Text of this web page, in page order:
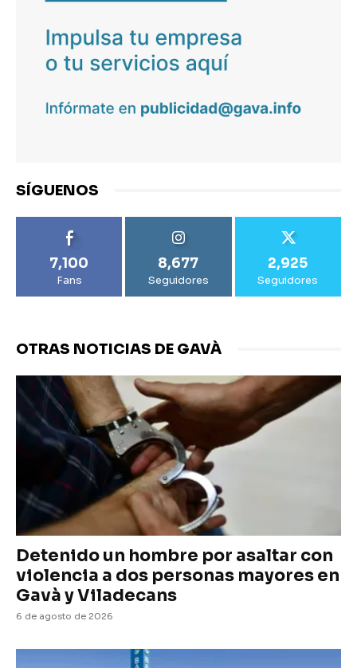
SÍGUENOS
7,100
Fans
8,677
Seguidores
2,925
Seguidores
OTRAS NOTICIAS DE GAVÀ
Detenido un hombre por asaltar con
violencia a dos personas mayores en
Gavà y Viladecans
6 de agosto de 2026